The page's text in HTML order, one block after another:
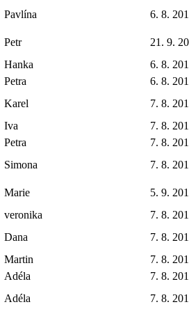
Pavlína
6. 8.
Petr
21. 9.
Hanka
6. 8.
Petra
6. 8.
Karel
7. 8.
Iva
7. 8.
Petra
7. 8.
Simona
7. 8.
Marie
5. 9.
veronika
7. 8.
Dana
7. 8.
Martin
7. 8.
Adéla
7. 8.
Adéla
7. 8.